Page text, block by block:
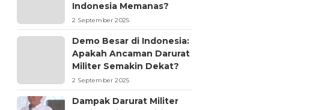
Indonesia Memanas?
2 September 2025
Demo Besar di Indonesia:
Apakah Ancaman Darurat
Militer Semakin Dekat?
2 September 2025
Dampak Darurat Militer